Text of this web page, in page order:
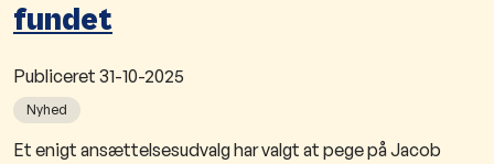
fundet
Publiceret 31-10-2025
Nyhed
​Et enigt ansættelsesudvalg har valgt at pege på Jacob